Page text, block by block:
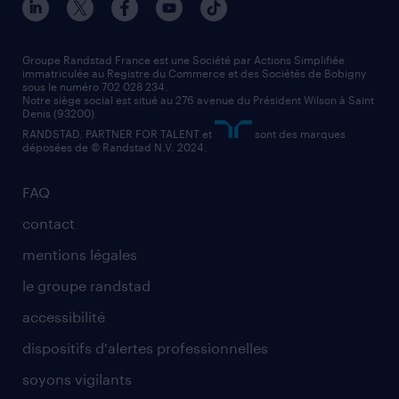
assistant administratif
comptable
faq intérim / recrutement
nos agences par région
nos cabinets de recrutement
FAQ
contact
mentions légales
le groupe randstad
accessibilité
dispositifs d'alertes professionnelles
soyons vigilants
Groupe Randstad France est une Société par Actions Simplifiée
immatriculée au Registre du Commerce et des Sociétés de Bobigny
sous le numéro 702 028 234.
Notre siège social est situé au 276 avenue du Président Wilson à Saint
Denis (93200).
RANDSTAD, PARTNER FOR TALENT et
sont des marques
déposées de © Randstad N.V. 2024.